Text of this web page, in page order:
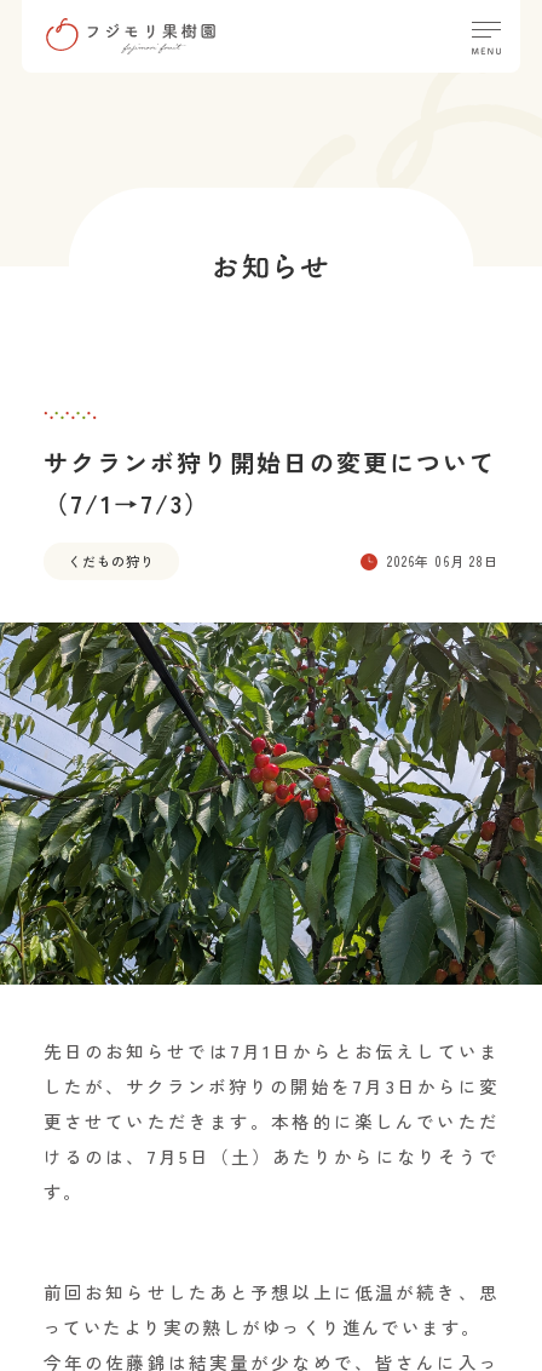
サクランボ狩り開始日の変更について
（7/1→7/3）
くだもの狩り 2026年 06月 28日
先日のお知らせでは7月1日からとお伝えしていま
したが、サクランボ狩りの開始を7月3日からに変
更させていただきます。本格的に楽しんでいただ
けるのは、7月5日（土）あたりからになりそうで
す。
前回お知らせしたあと予想以上に低温が続き、思
っていたより実の熟しがゆっくり進んでいます。
今年の佐藤錦は結実量が少なめで、皆さんに入っ